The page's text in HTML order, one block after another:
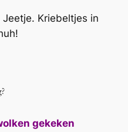
Kriebeltjes in
gekeken